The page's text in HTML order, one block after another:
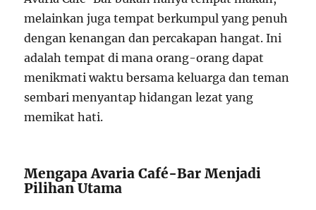
melainkan juga tempat berkumpul yang penuh
dengan kenangan dan percakapan hangat. Ini
adalah tempat di mana orang-orang dapat
menikmati waktu bersama keluarga dan teman
sembari menyantap hidangan lezat yang
memikat hati.
Mengapa Avaria Café-Bar Menjadi
Pilihan Utama